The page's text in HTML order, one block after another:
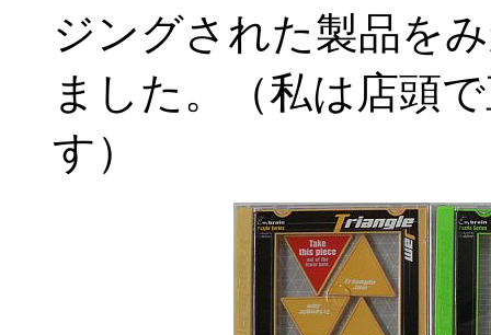
ジングされた製品を
ました。（私は店頭
す）